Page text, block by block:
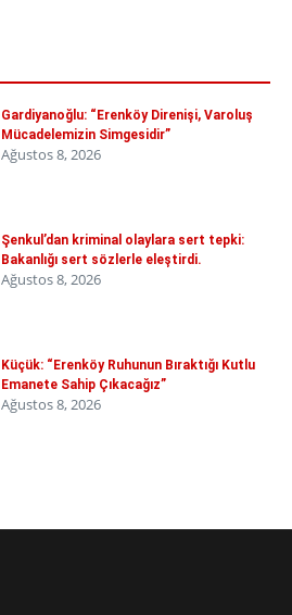
Gardiyanoğlu: “Erenköy Direnişi, Varoluş
Mücadelemizin Simgesidir”
Ağustos 8, 2026
Şenkul’dan kriminal olaylara sert tepki:
Bakanlığı sert sözlerle eleştirdi.
Ağustos 8, 2026
Küçük: “Erenköy Ruhunun Bıraktığı Kutlu
Emanete Sahip Çıkacağız”
Ağustos 8, 2026